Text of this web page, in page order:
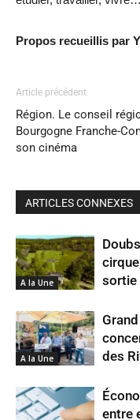
Propos recueillis par
Article précédent
Région. Le conseil
Bourgogne Franche-
son cinéma
ARTICLES CONNEXES
A la Une
sortie
A la Une
des
entre